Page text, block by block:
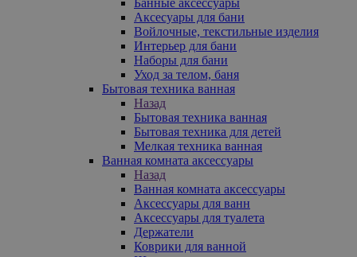
Аксесуары для бани
Войлочные, текстильные изделия
Интерьер для бани
Наборы для бани
Уход за телом, баня
Бытовая техника ванная
Назад
Бытовая техника ванная
Бытовая техника для детей
Мелкая техника ванная
Ванная комната аксессуары
Назад
Ванная комната аксессуары
Аксессуары для ванн
Аксессуары для туалета
Держатели
Коврики для ванной